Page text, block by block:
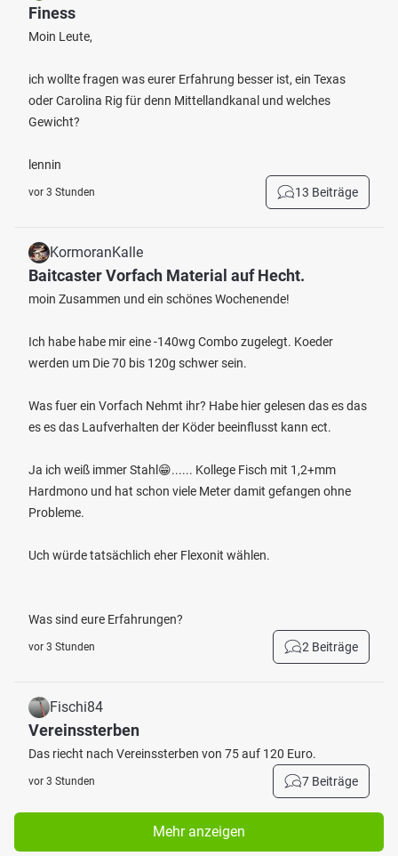
Finess
Moin Leute,
ich wollte fragen was eurer Erfahrung besser ist, ein Texas
oder Carolina Rig für denn Mittellandkanal und welches
Gewicht?
lennin
vor 3 Stunden 13 Beiträge
KormoranKalle
Baitcaster Vorfach Material auf Hecht.
moin Zusammen und ein schönes Wochenende!
Ich habe habe mir eine -140wg Combo zugelegt. Koeder
werden um Die 70 bis 120g schwer sein.
Was fuer ein Vorfach Nehmt ihr? Habe hier gelesen das es das
es es das Laufverhalten der Köder beeinflusst kann ect.
Ja ich weiß immer Stahl😁...... Kollege Fisch mit 1,2+mm
Hardmono und hat schon viele Meter damit gefangen ohne
Probleme.
Uch würde tatsächlich eher Flexonit wählen.
Was sind eure Erfahrungen?
vor 3 Stunden 2 Beiträge
Fischi84
Vereinssterben
Das riecht nach Vereinssterben von 75 auf 120 Euro.
vor 3 Stunden 7 Beiträge
Mehr anzeigen